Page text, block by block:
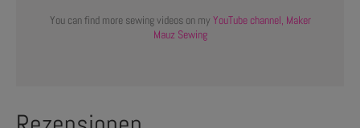
You can find more sewing videos on my YouTube channel, Maker
Mauz Sewing